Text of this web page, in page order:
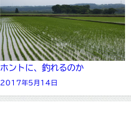
ホントに、釣れるのか
2017年5月14日